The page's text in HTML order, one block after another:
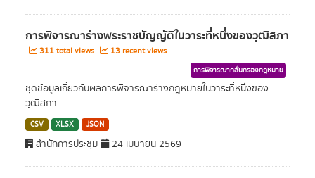
การพิจารณาร่างพระราชบัญญัติในวาระที่หนึ่งของวุฒิสภา
311 total views 13 recent views
การพิจารณากลั่นกรองกฎหมาย
ชุดข้อมูลเกี่ยวกับผลการพิจารณาร่างกฎหมายในวาระที่หนึ่งของ
วุฒิสภา
CSV XLSX JSON
สำนักการประชุม 24 เมษายน 2569